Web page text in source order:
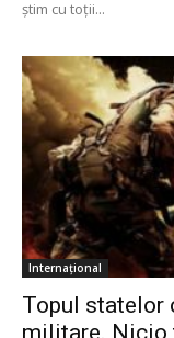
știm cu toții...
Internațional
Topul statelor
militare. Nicio